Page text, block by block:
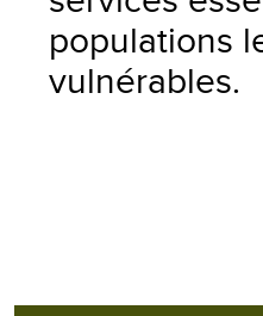
populations
vulnérables.